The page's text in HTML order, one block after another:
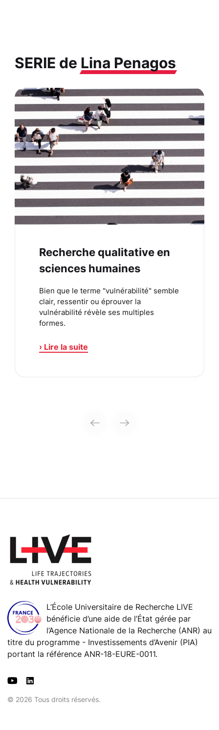
SERIE de Lina Penagos
Recherche qualitative en
sciences humaines
Bien que le terme "vulnérabilité" semble
clair, ressentir ou éprouver la
vulnérabilité révèle ses multiples
formes.
› Lire la suite
L’École Universitaire de Recherche LIVE
bénéficie d’une aide de l’État gérée par
l’Agence Nationale de la Recherche (ANR) au
titre du programme - Investissements d’Avenir (PIA)
portant la référence ANR-18-EURE-0011.
© 2026 Tous droits réservés.